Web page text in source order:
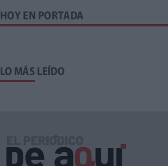
HOY EN PORTADA
LO MÁS LEÍDO